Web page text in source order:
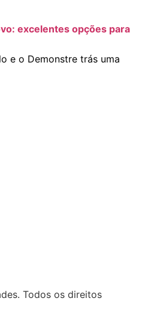
excelentes opções para
e o Demonstre trás uma
Todos os direitos